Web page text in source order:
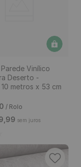
Vinílico
Deserto -
metros x 53 cm
/ Rolo
99 sem juros